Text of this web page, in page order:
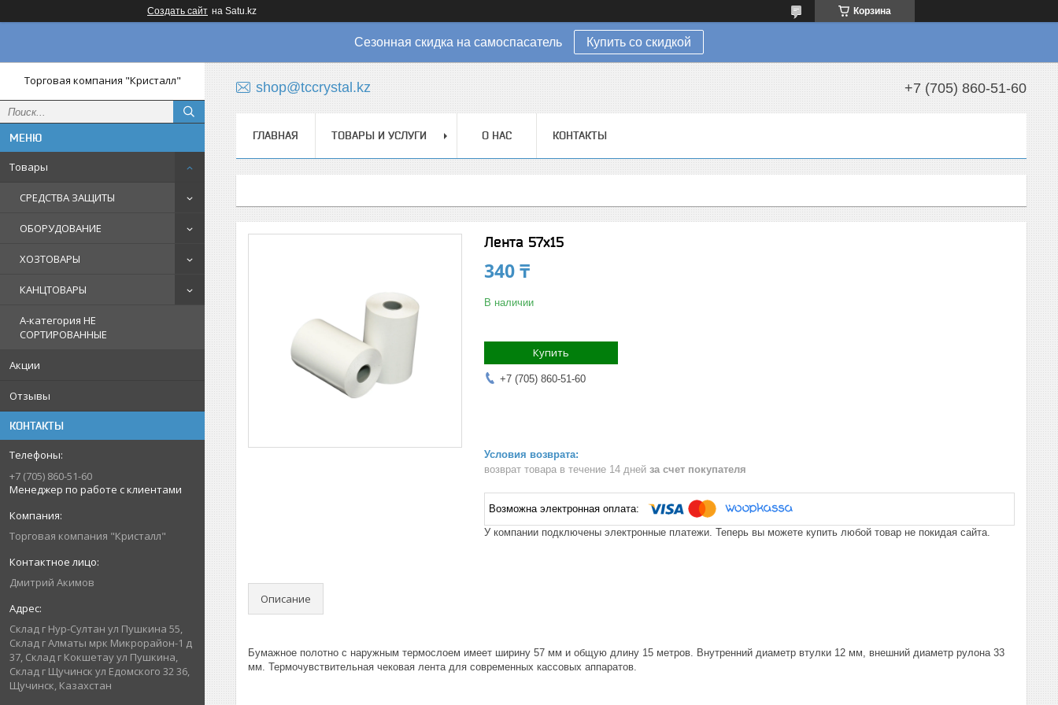
Создать сайт на Satu.kz Корзина
Сезонная скидка на самоспасатель Купить со скидкой
Торговая компания "Кристалл"
Товары
СРЕДСТВА ЗАЩИТЫ
ОБОРУДОВАНИЕ
ХОЗТОВАРЫ
КАНЦТОВАРЫ
A-категория НЕ
СОРТИРОВАННЫЕ
Акции
Отзывы
КОНТАКТЫ
+7 (705) 860-51-60
Менеджер по работе с клиентами
Торговая компания "Кристалл"
Дмитрий Акимов
Склад г Нур-Султан ул Пушкина 55,
Склад г Алматы мрк Микрорайон-1 д
37, Склад г Кокшетау ул Пушкина,
Склад г Щучинск ул Едомского 32 36,
Щучинск, Казахстан
shop@tccrystal.kz +7 (705) 860-51-60
ГЛАВНАЯ ТОВАРЫ И УСЛУГИ О НАС КОНТАКТЫ
Лента 57х15
340 ₸
В наличии
Купить
+7 (705) 860-51-60
возврат товара в течение 14 дней за счет покупателя
У компании подключены электронные платежи. Теперь вы можете купить любой товар не покидая сайта.
Описание
Бумажное полотно с наружным термослоем имеет ширину 57 мм и общую длину 15 метров. Внутренний диаметр втулки 12 мм, внешний диаметр рулона 33
мм. Термочувствительная чековая лента для современных кассовых аппаратов.